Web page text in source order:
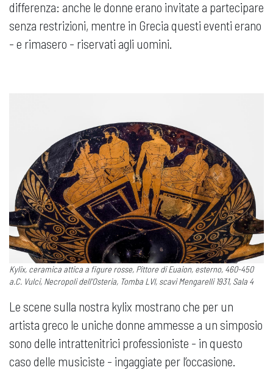
differenza: anche le donne erano invitate a partecipare
senza restrizioni, mentre in Grecia questi eventi erano
- e rimasero - riservati agli uomini.
Kylix, ceramica attica a figure rosse, Pittore di Euaion, esterno, 460-450
a.C. Vulci, Necropoli dell'Osteria, Tomba LVI, scavi Mengarelli 1931, Sala 4
Le scene sulla nostra kylix mostrano che per un
artista greco le uniche donne ammesse a un simposio
sono delle intrattenitrici professioniste - in questo
caso delle musiciste - ingaggiate per l’occasione.